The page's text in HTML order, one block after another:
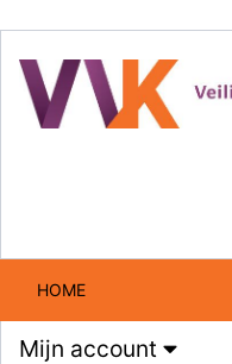
HOME
Mijn account